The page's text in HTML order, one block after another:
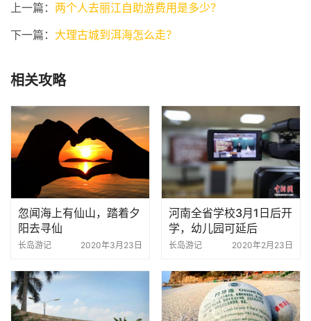
上一篇： 两个人去丽江自助游费用是多少？
下一篇： 大理古城到洱海怎么走？
相关攻略
忽闻海上有仙山，踏着夕
阳去寻仙
长岛游记 2020年3月23日
河南全省学校3月1日后开
学，幼儿园可延后
长岛游记 2020年2月23日